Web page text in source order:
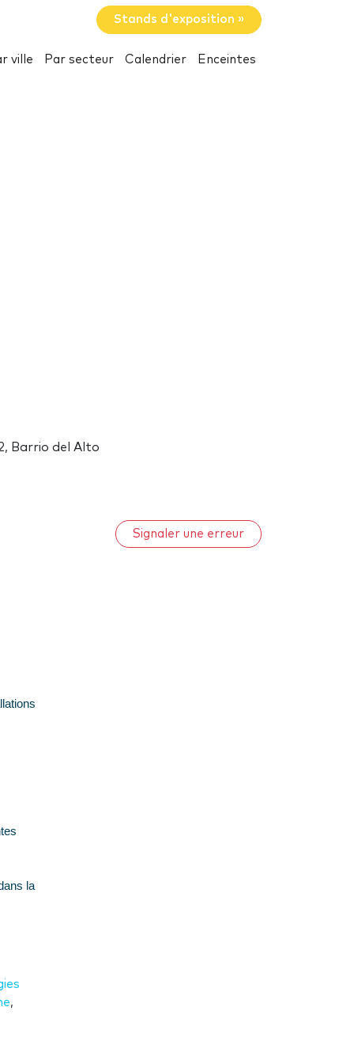
Stands d'exposition »
ville Par secteur Calendrier Enceintes
Barrio del Alto
Signaler une erreur
la
,